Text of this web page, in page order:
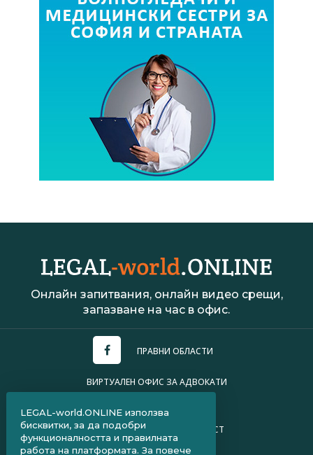
Онлайн запитвания, онлайн видео срещи,
запазване на час в офис.
ПРАВНИ ОБЛАСТИ
ВИРТУАЛЕН ОФИС ЗА АДВОКАТИ
ПОЛИТИКА ЗА ПОВЕРИТЕЛНОСТ
LEGAL-world.ONLINE използва
бисквитки, за да подобри
функционалността и правилната
работа на платформата. За повече